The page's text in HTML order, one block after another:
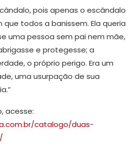
pois apenas o escândalo
que todos a banissem. Ela queria
uma pessoa sem pai nem mãe,
e protegesse; a
o próprio perigo. Era um
uma usurpação de sua
acesse:
catalogo/duas-